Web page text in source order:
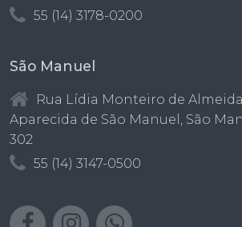
55 (14) 3178-0200
São Manuel
Rua Lídia Monteiro de
Aparecida de São Manuel, São
302
55 (14) 3147-0500